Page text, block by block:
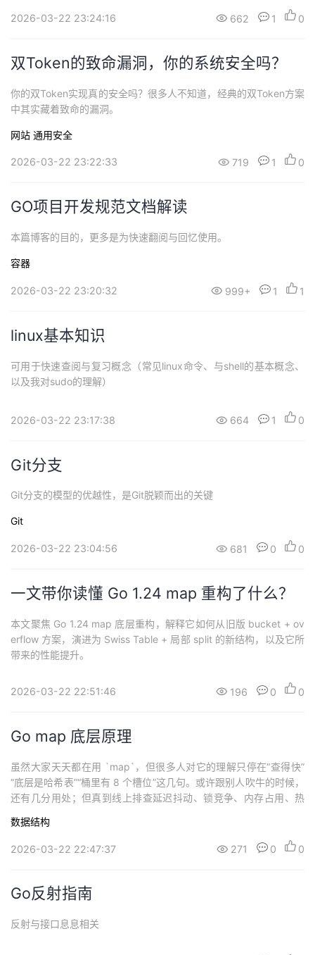
2026-03-22 23:24:16 662 1 0
双Token的致命漏洞，你的系统安全吗？
你的双Token实现真的安全吗？很多人不知道，经典的双Token方案
中其实藏着致命的漏洞。
网站 通用安全
2026-03-22 23:22:33 719 1 0
GO项目开发规范文档解读
本篇博客的目的，更多是为快速翻阅与回忆使用。
容器
2026-03-22 23:20:32 999+ 1 1
linux基本知识
可用于快速查阅与复习概念（常见linux命令、与shell的基本概念、
以及我对sudo的理解）
2026-03-22 23:17:38 664 1 0
Git分支
Git分支的模型的优越性，是Git脱颖而出的关键
Git
2026-03-22 23:04:56 681 0 0
一文带你读懂 Go 1.24 map 重构了什么？
本文聚焦 Go 1.24 map 底层重构，解释它如何从旧版 bucket + ov
erflow 方案，演进为 Swiss Table + 局部 split 的新结构，以及它所
带来的性能提升。
2026-03-22 22:51:46 196 0 0
Go map 底层原理
虽然大家天天都在用 `map`，但很多人对它的理解只停在“查得快”
“底层是哈希表”“桶里有 8 个槽位”这几句。或许跟别人吹牛的时候，
还有几分用处；但真到线上排查延迟抖动、锁竞争、内存占用、热
数据结构
2026-03-22 22:47:37 271 0 0
Go反射指南
反射与接口息息相关